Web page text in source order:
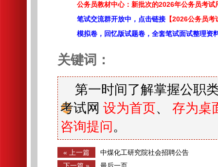
公务员教材中心：新批次的2026年公务员考试
笔试交流群开放中，点击链接 【2026公务员
模拟卷，回忆版试题卷，全套笔试面试整理资
关键词：
第一时间了解掌握公职
考试网 设为首页、 存为桌
咨询提问 。
« 上一篇
中煤化工研究院社会招聘公告